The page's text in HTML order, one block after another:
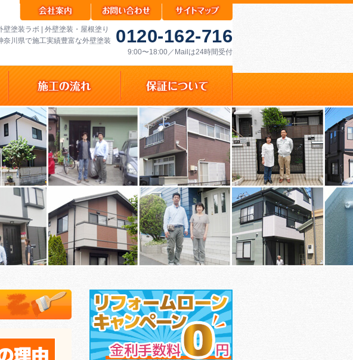
塗装ラボ | 外壁塗装・屋根塗り
川県で施工実績豊富な外壁塗装
0120-162-716
9:00〜18:00／Mailは24時間受付